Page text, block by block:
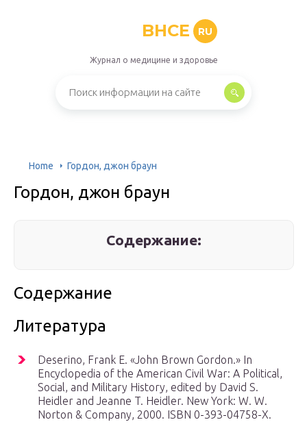
BHCE RU
Журнал о медицине и здоровье
Home Гордон, джон браун
Гордон, джон браун
Содержание:
Содержание
Литература
Deserino, Frank E. «John Brown Gordon.» In
Encyclopedia of the American Civil War: A Political,
Social, and Military History, edited by David S.
Heidler and Jeanne T. Heidler. New York: W. W.
Norton & Company, 2000. ISBN 0-393-04758-X.